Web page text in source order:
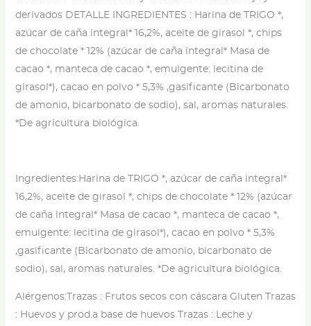
derivados DETALLE INGREDIENTES : Harina de TRIGO *,
azúcar de caña integral* 16,2%, aceite de girasol *, chips
de chocolate * 12% (azúcar de caña integral* Masa de
cacao *, manteca de cacao *, emulgente: lecitina de
girasol*), cacao en polvo * 5,3% ,gasificante (Bicarbonato
de amonio, bicarbonato de sodio), sal, aromas naturales.
*De agricultura biológica.
Ingredientes: Harina de TRIGO *, azúcar de caña integral*
16,2%, aceite de girasol *, chips de chocolate * 12% (azúcar
de caña integral* Masa de cacao *, manteca de cacao *,
emulgente: lecitina de girasol*), cacao en polvo * 5,3%
,gasificante (Bicarbonato de amonio, bicarbonato de
sodio), sal, aromas naturales. *De agricultura biológica.
Alérgenos: Trazas : Frutos secos con cáscara Gluten Trazas
: Huevos y prod.a base de huevos Trazas : Leche y